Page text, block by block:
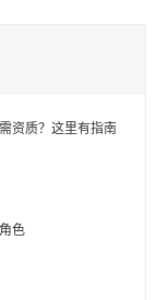
资质？这里有指南
色